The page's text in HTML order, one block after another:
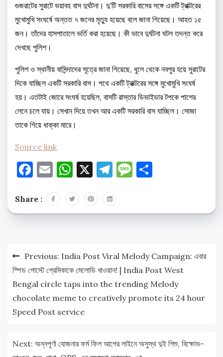
গুজরাটের সুরাটে ভয়াবহ বাস দুর্ঘটনা। দু’টি সরকারি বাসের সঙ্গে একটি ট্রাক্টরের
মুখোমুখি সংঘর্ষে অন্তত ৭ জনের মৃত্যু হয়েছে বলে জানা গিয়েছে। আহত ১৫
জন। তাঁদের হাসপাতালে ভর্তি করা হয়েছে। কী ভাবে দুর্ঘটনা ঘটল তদন্ত করে
দেখছে পুলিশ।
পুলিশ ও স্থানীয় বাসিন্দাদের সূত্রে জানা গিয়েছে, ধুলে থেকে নবপুর হয়ে সুরাটের
দিকে যাচ্ছিল একটি সরকারি বাস। পথে একটি ট্রাক্টরের সঙ্গে মুখোমুখি সংঘর্ষ
হয়। এতটাই জোরে সংঘর্ষ হয়েছিল, বাসটি রাস্তার ডিভাইডার টপকে পাশের
লেনে চলে যায়। সেখান দিয়ে তখন আর একটি সরকারি বাস যাচ্ছিল। সোজা
তাকে গিয়ে ধাক্কা মারে।
Source link
Facebook
EmailWhatsApp
X Telegram
Message
Share :
Post
navigation
Previous: India Post Viral Melody Campaign: এবার
স্পিড পোস্টে প্রেমিকাকে মেলোডি খাওয়ান! | India Post West
Bengal circle taps into the trending Melody
chocolate meme to creatively promote its 24 hour
Speed Post service
Next: অন্নপূর্ণা যোজনার ফর্ম ফিল আপের লাইনে অসুস্থ দুই শিশু, বিক্ষোভ-